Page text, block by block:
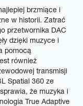
brzmiące i
w historii. Zatrać
przetwornika DAC
dzięki muzyce i
pomocą
również
transmisji
Spatial 360 ze
że muzyka i
True Adaptive